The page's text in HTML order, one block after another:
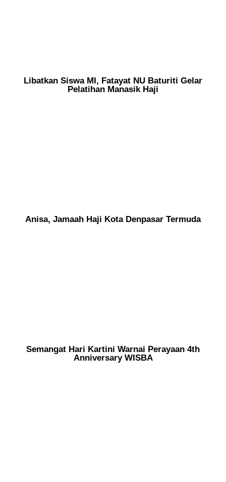
Libatkan Siswa MI, Fatayat NU Baturiti Gelar
Pelatihan Manasik Haji
Anisa, Jamaah Haji Kota Denpasar Termuda
Semangat Hari Kartini Warnai Perayaan 4th
Anniversary WISBA